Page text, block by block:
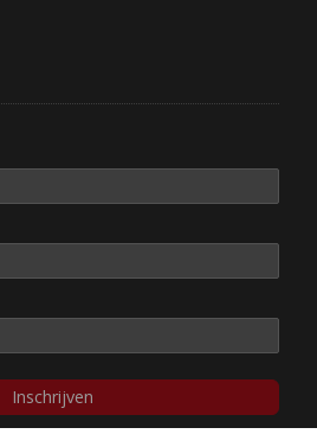
Inschrijven